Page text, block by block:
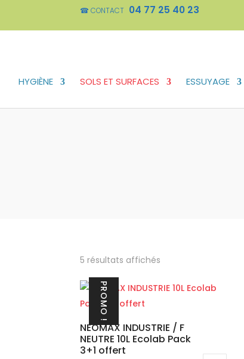
☎ CONTACT 04 77 25 40 23
HYGIÈNE SOLS ET SURFACES ESSUYAGE
5 résultats affichés
PROMO !
NEOMAX INDUSTRIE / F
NEUTRE 10L Ecolab Pack
3+1 offert